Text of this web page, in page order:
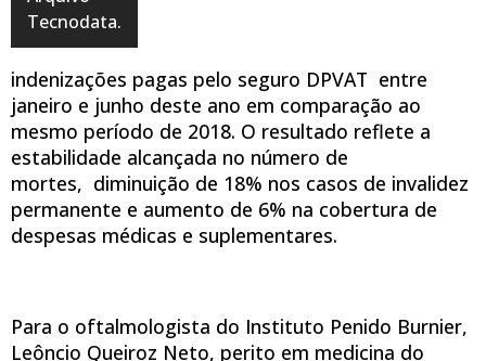
Tecnodata.
indenizações pagas pelo seguro DPVAT entre
janeiro e junho deste ano em comparação ao
mesmo período de 2018. O resultado reflete a
estabilidade alcançada no número de
mortes, diminuição de 18% nos casos de invalidez
permanente e aumento de 6% na cobertura de
despesas médicas e suplementares.
Para o oftalmologista do Instituto Penido Burnier,
Leôncio Queiroz Neto, perito em medicina do